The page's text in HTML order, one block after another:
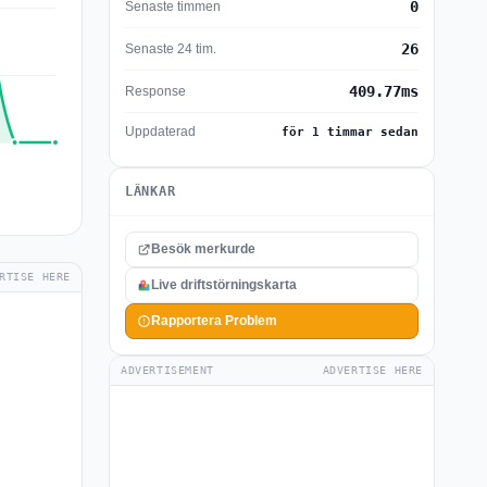
HERE
Senaste timmen 0
Senaste 24 tim. 26
Response 409.77ms
Uppdaterad för 1 timmar sedan
LÄNKAR
Besök merkurde
Live driftstörningskarta
Rapportera Problem
ADVERTISEMENT ADVERTISE HERE